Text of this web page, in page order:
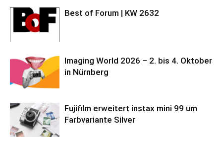
Best of Forum | KW 2632
Imaging World 2026 – 2. bis 4. Oktober
in Nürnberg
Fujifilm erweitert instax mini 99 um
Farbvariante Silver